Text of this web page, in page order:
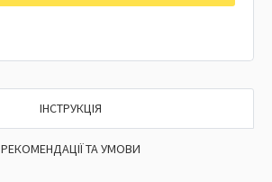
ІНСТРУКЦІЯ
РЕКОМЕНДАЦІЇ ТА УМОВИ